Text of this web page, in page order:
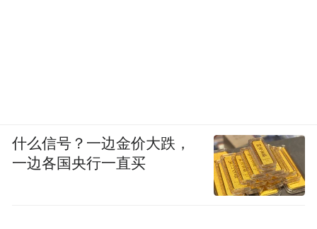
什么信号？一边金价大跌，
一边各国央行一直买